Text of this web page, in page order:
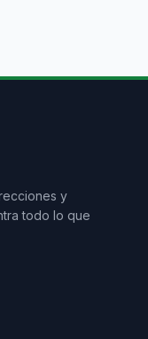
y
todo lo que